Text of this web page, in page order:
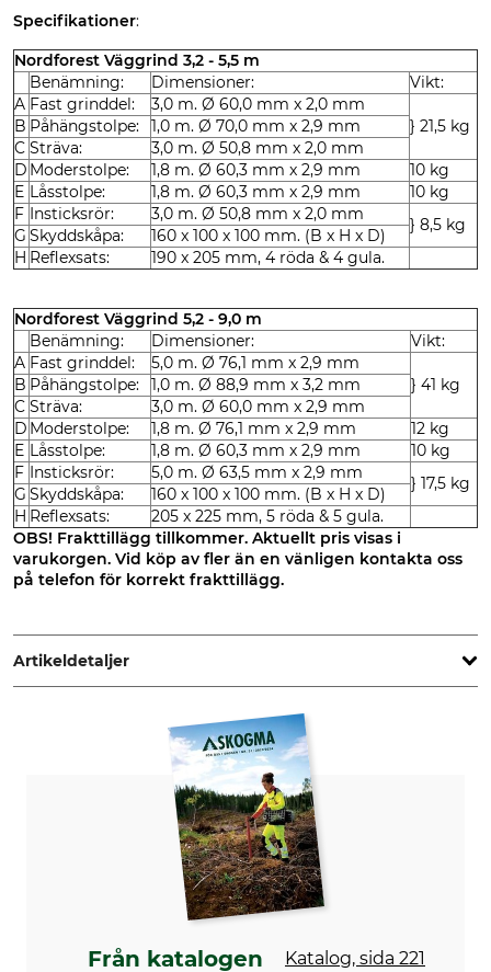
Specifikationer:
Nordforest Väggrind 3,2 - 5,5 m
Benämning:
Dimensioner:
Vikt:
A Fast grinddel:
3,0 m. Ø 60,0 mm x 2,0 mm
} 21,5 kg
B Påhängstolpe:
1,0 m. Ø 70,0 mm x 2,9 mm
C Sträva:
3,0 m. Ø 50,8 mm x 2,0 mm
D Moderstolpe: 1,8 m. Ø 60,3 mm x 2,9 mm
10 kg
E Låsstolpe: 1,8 m. Ø 60,3 mm x 2,9 mm
10 kg
F Insticksrör: 3,0 m. Ø 50,8 mm x 2,0 mm
} 8,5 kg
G Skyddskåpa:
160 x 100 x 100 mm. (B x H x D)
H Reflexsats: 190 x 205 mm, 4 röda & 4 gula.
Nordforest Väggrind 5,2 - 9,0 m
Benämning:
Dimensioner:
Vikt:
A Fast grinddel:
5,0 m. Ø 76,1 mm x 2,9 mm
} 41 kg
B Påhängstolpe:
1,0 m. Ø 88,9 mm x 3,2 mm
C Sträva:
3,0 m. Ø 60,0 mm x 2,9 mm
D Moderstolpe: 1,8 m. Ø 76,1 mm x 2,9 mm
12 kg
E Låsstolpe: 1,8 m. Ø 60,3 mm x 2,9 mm
10 kg
F Insticksrör: 5,0 m. Ø 63,5 mm x 2,9 mm
} 17,5 kg
G Skyddskåpa:
160 x 100 x 100 mm. (B x H x D)
H Reflexsats:
205 x 225 mm, 5 röda & 5 gula.
OBS! Frakttillägg tillkommer. Aktuellt pris visas i
varukorgen. Vid köp av fler än en vänligen kontakta oss
på telefon för korrekt frakttillägg.
Artikeldetaljer
Produkttyp
Vägspärr
Vikt
50 kg
Från katalogen Katalog, sida 221